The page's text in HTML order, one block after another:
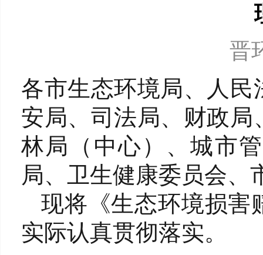
晋
各市生态环境局、人
安局、司法局、财政
林局（中心）、城市
局、卫生健康委员会、
现将《生态环境损害
实际认真贯彻落实。